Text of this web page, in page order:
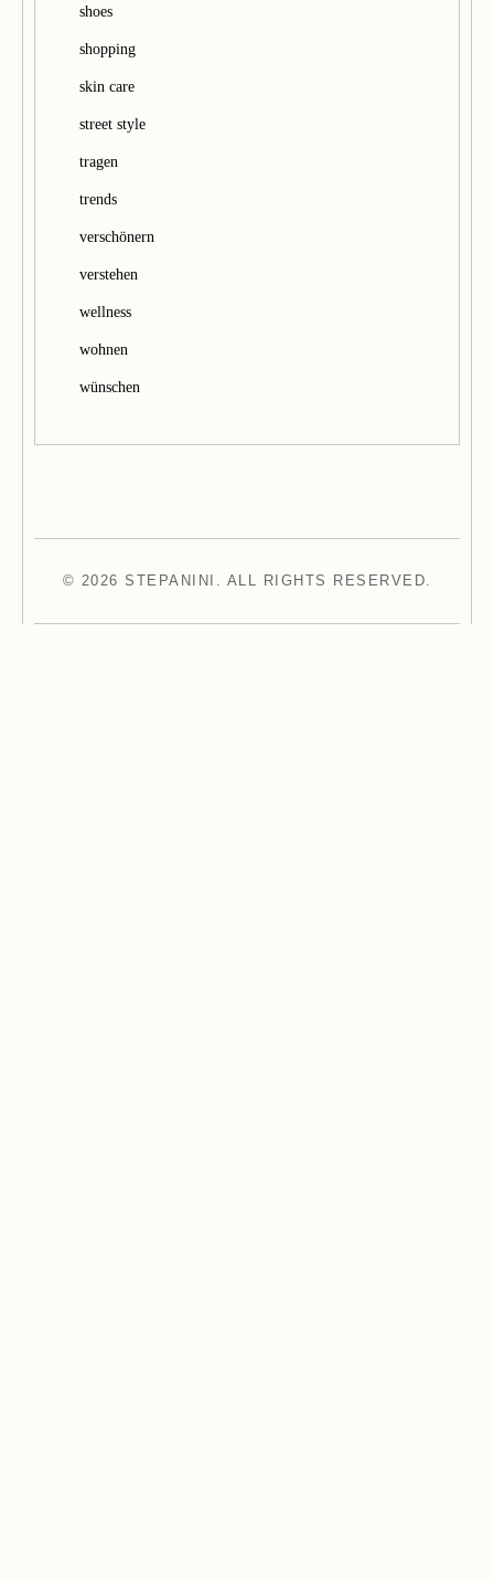
shoes
shopping
skin care
street style
tragen
trends
verschönern
verstehen
wellness
wohnen
wünschen
© 2026 STEPANINI. ALL RIGHTS RESERVED.